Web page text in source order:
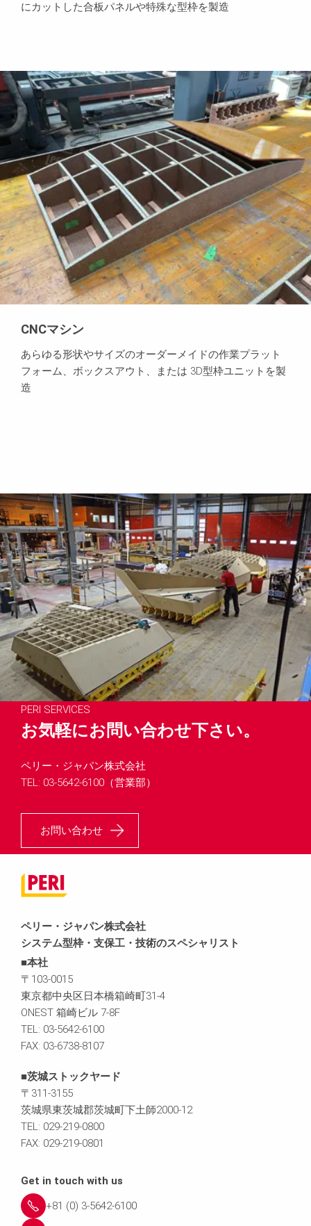
にカットした合板パネルや特殊な型枠を製造
CNCマシン
あらゆる形状やサイズのオーダーメイドの作業プラット
フォーム、ボックスアウト、または 3D型枠ユニットを製
造
PERI SERVICES
お気軽にお問い合わせ下さい。
ペリー・ジャパン株式会社
TEL: 03-5642-6100（営業部）
お問い合わせ
ペリー・ジャパン株式会社
システム型枠・支保工・技術のスペシャリスト
■本社
〒103-0015
東京都中央区日本橋箱崎町31-4
ONEST 箱崎ビル 7-8F
TEL: 03-5642-6100
FAX: 03-6738-8107
■茨城ストックヤード
〒311-3155
茨城県東茨城郡茨城町下土師2000-12
TEL: 029-219-0800
FAX: 029-219-0801
Get in touch with us
+81 (0) 3-5642-6100